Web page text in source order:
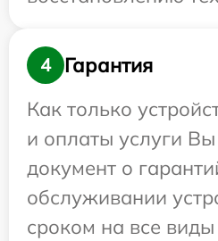
4
Гарантия
Как только
и оплаты услуги
документ о
обслуживании
сроком на все